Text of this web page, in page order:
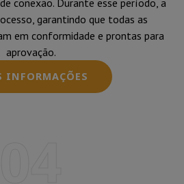
conexão. Durante esse período, a
garantindo que todas as
em conformidade e prontas para
aprovação.
INFORMAÇÕES